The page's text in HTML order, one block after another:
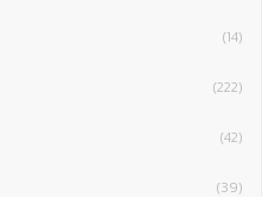
(14)
(222)
(42)
(39)